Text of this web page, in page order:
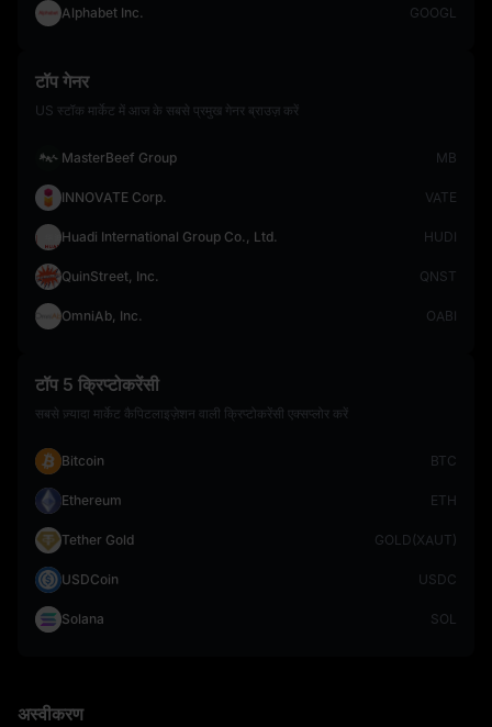
Alphabet Inc. GOOGL
टॉप गेनर
US स्टॉक मार्केट में आज के सबसे प्रमुख गेनर ब्राउज़ करें
MasterBeef Group MB
INNOVATE Corp. VATE
Huadi International Group Co., Ltd. HUDI
QuinStreet, Inc. QNST
OmniAb, Inc. OABI
टॉप 5 क्रिप्टोकरेंसी
सबसे ज़्यादा मार्केट कैपिटलाइज़ेशन वाली क्रिप्टोकरेंसी एक्सप्लोर करें
Bitcoin BTC
Ethereum ETH
Tether Gold GOLD(XAUT)
USDCoin USDC
Solana SOL
अस्वीकरण